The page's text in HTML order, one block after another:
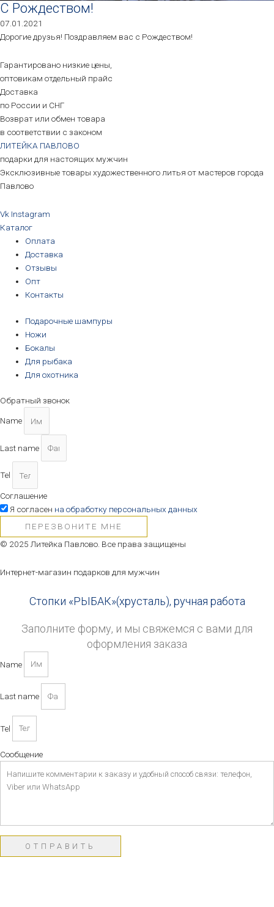
С Рождеством!
07.01.2021
Дорогие друзья! Поздравляем вас с Рождеством!
Гарантировано низкие цены,
оптовикам отдельный прайс
Доставка
по России и СНГ
Возврат или обмен товара
в соответствии с законом
ЛИТЕЙКА ПАВЛОВО
подарки для настоящих мужчин
Эксклюзивные товары художественного литья от мастеров города
Павлово
Vk Instagram
Каталог
Оплата
Доставка
Отзывы
Опт
Контакты
Подарочные шампуры
Ножи
Бокалы
Для рыбака
Для охотника
Обратный звонок
Name
Last name
Tel
Соглашение
Я согласен на обработку персональных данных
ПЕРЕЗВОНИТЕ МНЕ
© 2025 Литейка Павлово. Все права защищены
Интернет-магазин подарков для мужчин
Стопки «РЫБАК»(хрусталь), ручная работа
Заполните форму, и мы свяжемся с вами для
оформления заказа
Name
Last name
Tel
Сообщение
ОТПРАВИТЬ